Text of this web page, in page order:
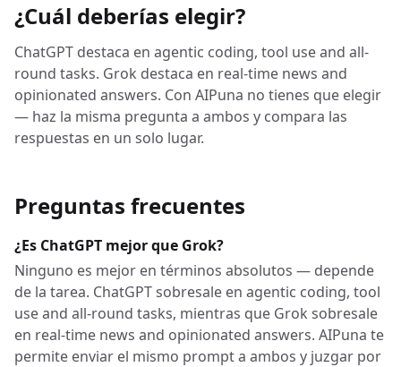
¿Cuál deberías elegir?
ChatGPT destaca en agentic coding, tool use and all-
round tasks. Grok destaca en real-time news and
opinionated answers. Con AIPuna no tienes que elegir
— haz la misma pregunta a ambos y compara las
respuestas en un solo lugar.
Preguntas frecuentes
¿Es ChatGPT mejor que Grok?
Ninguno es mejor en términos absolutos — depende
de la tarea. ChatGPT sobresale en agentic coding, tool
use and all-round tasks, mientras que Grok sobresale
en real-time news and opinionated answers. AIPuna te
permite enviar el mismo prompt a ambos y juzgar por